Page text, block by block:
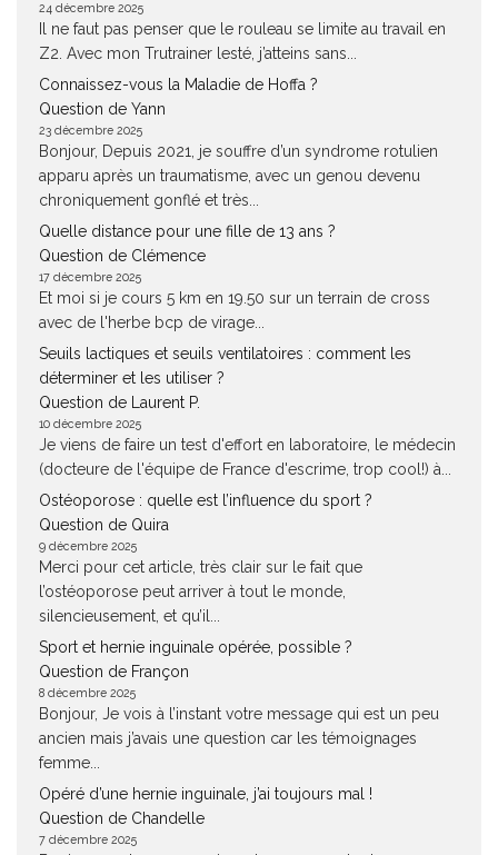
24 décembre 2025
Il ne faut pas penser que le rouleau se limite au travail en
Z2. Avec mon Trutrainer lesté, j’atteins sans...
Connaissez-vous la Maladie de Hoffa ?
Question de Yann
23 décembre 2025
Bonjour, Depuis 2021, je souffre d’un syndrome rotulien
apparu après un traumatisme, avec un genou devenu
chroniquement gonflé et très...
Quelle distance pour une fille de 13 ans ?
Question de Clémence
17 décembre 2025
Et moi si je cours 5 km en 19.50 sur un terrain de cross
avec de l'herbe bcp de virage...
Seuils lactiques et seuils ventilatoires : comment les
déterminer et les utiliser ?
Question de Laurent P.
10 décembre 2025
Je viens de faire un test d'effort en laboratoire, le médecin
(docteure de l'équipe de France d'escrime, trop cool!) à...
Ostéoporose : quelle est l’influence du sport ?
Question de Quira
9 décembre 2025
Merci pour cet article, très clair sur le fait que
l’ostéoporose peut arriver à tout le monde,
silencieusement, et qu’il...
Sport et hernie inguinale opérée, possible ?
Question de Françon
8 décembre 2025
Bonjour, Je vois à l’instant votre message qui est un peu
ancien mais j’avais une question car les témoignages
femme...
Opéré d’une hernie inguinale, j’ai toujours mal !
Question de Chandelle
7 décembre 2025